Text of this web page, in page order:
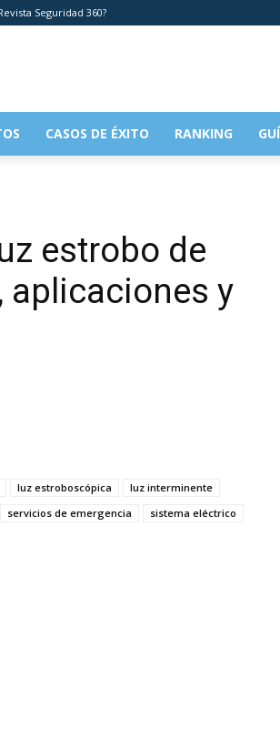
Seguridad 360?
CASOS DE ÉXITO RANKING
estrobo de
aplicaciones y
luz estroboscópica
luz interminente
servicios de emergencia sistema eléctrico